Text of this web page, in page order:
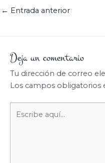
← Entrada anterior
Deja un comentario
Tu dirección de correo
Los campos obligatorios
aquí...